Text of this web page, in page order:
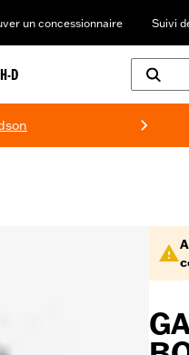
un concessionnaire Suivi
D